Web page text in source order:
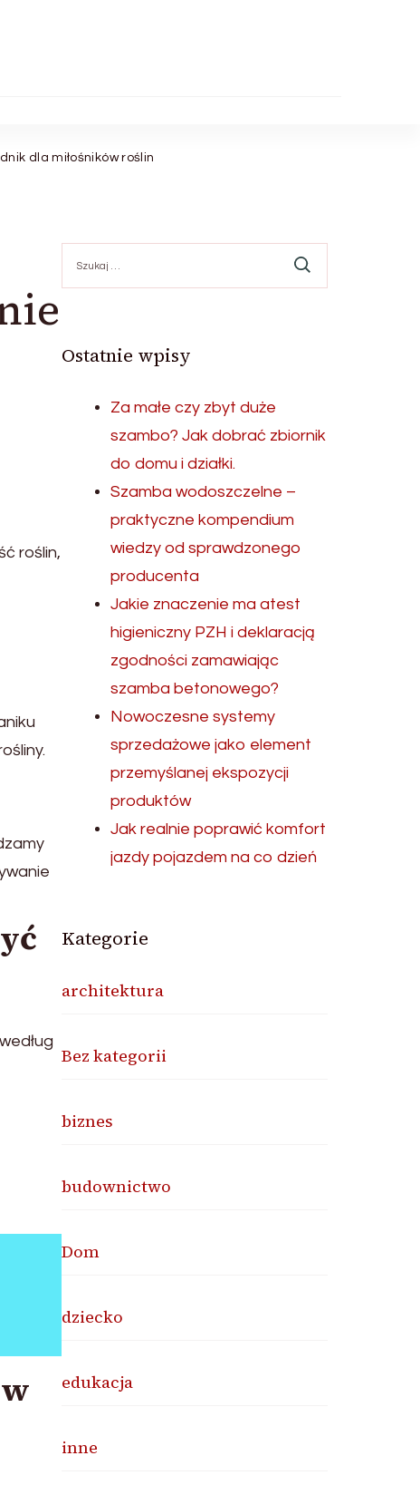
dla miłośników roślin
roślin,
Ostatnie wpisy
Za małe czy zbyt duże
szambo? Jak dobrać zbiornik
do domu i działki.
Szamba wodoszczelne –
praktyczne kompendium
wiedzy od sprawdzonego
producenta
Jakie znaczenie ma atest
higieniczny PZH i deklaracją
zgodności zamawiając
szamba betonowego?
Nowoczesne systemy
sprzedażowe jako element
przemyślanej ekspozycji
produktów
Jak realnie poprawić komfort
jazdy pojazdem na co dzień
Kategorie
architektura
Bez kategorii
biznes
budownictwo
Dom
dziecko
edukacja
inne